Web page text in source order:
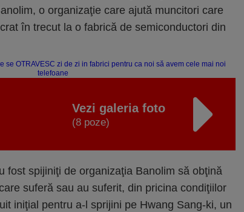
o organizaţie care ajută muncitori care
în trecut la o fabrică de semiconductori din
Vezi galeria foto
(8 poze)
fost spijiniţi de organizaţia Banolim să obţină
suferă sau au suferit, din pricina condiţiilor
iniţial pentru a-l sprijini pe Hwang Sang-ki, un